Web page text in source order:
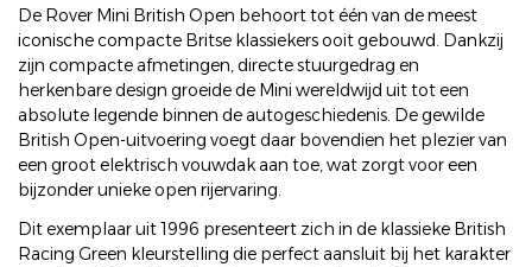
De Rover Mini British Open behoort tot één van de meest
iconische compacte Britse klassiekers ooit gebouwd. Dankzij
zijn compacte afmetingen, directe stuurgedrag en
herkenbare design groeide de Mini wereldwijd uit tot een
absolute legende binnen de autogeschiedenis. De gewilde
British Open-uitvoering voegt daar bovendien het plezier van
een groot elektrisch vouwdak aan toe, wat zorgt voor een
bijzonder unieke open rijervaring.
Dit exemplaar uit 1996 presenteert zich in de klassieke British
Racing Green kleurstelling die perfect aansluit bij het karakter